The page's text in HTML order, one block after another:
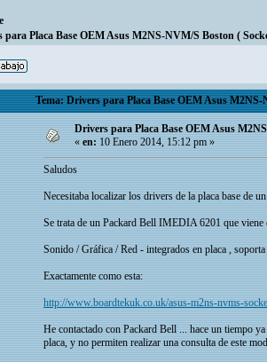
para Placa Base OEM Asus M2NS-NVM/S Boston (
Tema: Drivers para Placa Base OEM Asus
Drivers para Placa Base OEM Asus
«en:10 Enero 2014, 15:12 pm »
Saludos
Necesitaba localizar los drivers de la placa base de
Se trata de un Packard Bell IMEDIA 6201 que
Sonido / Gráfica / Red - integrados en placa ,
Exactamente como esta:
http://www.boardtekuk.co.uk/asus-m2ns-nvms-
He contactado con Packard Bell ... hace un tiempo
placa, y no permiten realizar una consulta de este